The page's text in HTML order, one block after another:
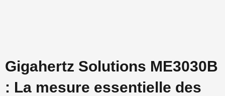
Gigahertz Solutions ME3030B
: La mesure essentielle des